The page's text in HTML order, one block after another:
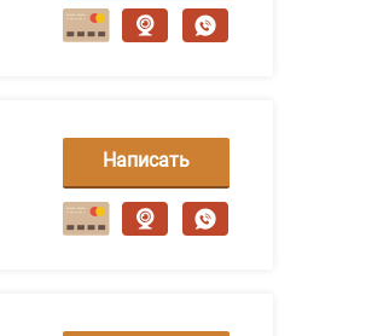
сообщение
Написать
сообщение